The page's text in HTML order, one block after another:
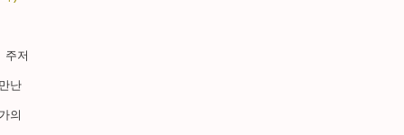
저
난
의